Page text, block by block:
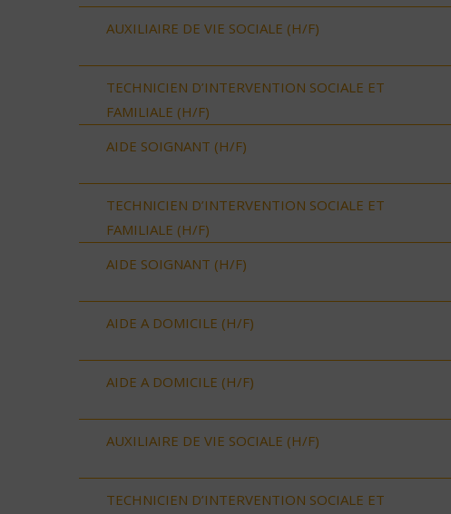
AUXILIAIRE DE VIE SOCIALE (H/F)
TECHNICIEN D’INTERVENTION SOCIALE ET
FAMILIALE (H/F)
AIDE SOIGNANT (H/F)
TECHNICIEN D’INTERVENTION SOCIALE ET
FAMILIALE (H/F)
AIDE SOIGNANT (H/F)
AIDE A DOMICILE (H/F)
AIDE A DOMICILE (H/F)
AUXILIAIRE DE VIE SOCIALE (H/F)
TECHNICIEN D’INTERVENTION SOCIALE ET